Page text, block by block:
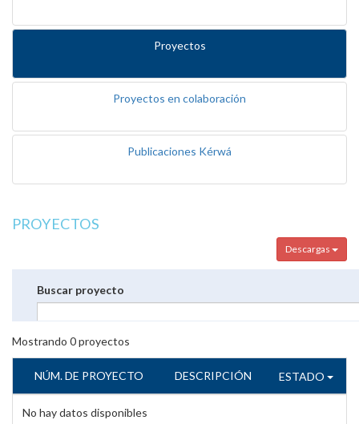
Proyectos
Proyectos en colaboración
Publicaciones Kérwá
PROYECTOS
Descargas
Buscar proyecto
Mostrando 0proyectos
NÚM. DE PROYECTO DESCRIPCIÓN ESTADO
No hay datos disponibles